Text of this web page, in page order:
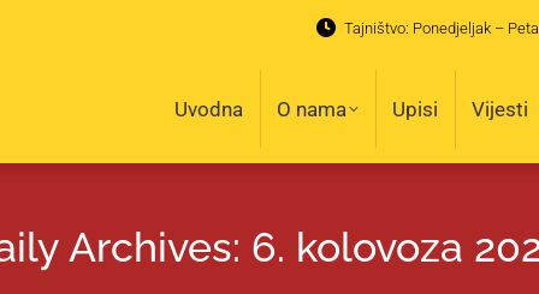
Tajništvo: Ponedjeljak –
Uvodna O nama Upisi Vijesti
Archives: 6. kolovoza
O nama Upisi Vijesti